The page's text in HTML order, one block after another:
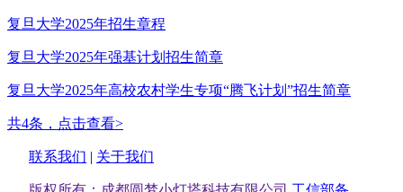
复旦大学2025年招生章程
复旦大学2025年强基计划招生简章
复旦大学2025年高校农村学生专项“腾飞计划”招生简章
共4条，点击查看>
联系我们 | 关于我们